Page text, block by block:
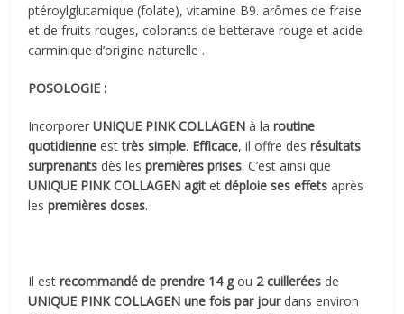
ptéroylglutamique (folate), vitamine B9. arômes de fraise
et de fruits rouges, colorants de betterave rouge et acide
carminique d’origine naturelle .
POSOLOGIE :
IncorporerUNIQUE PINK COLLAGEN à laroutine
quotidienne esttrès simple. Efficace, il offre desrésultats
surprenants dès lespremières prises. C’est ainsi que
UNIQUE PINK COLLAGEN agit etdéploie ses effets après
lespremières doses.
Il estrecommandé de prendre 14 gou 2 cuillerées de
UNIQUE PINK COLLAGEN une fois par jourdans environ